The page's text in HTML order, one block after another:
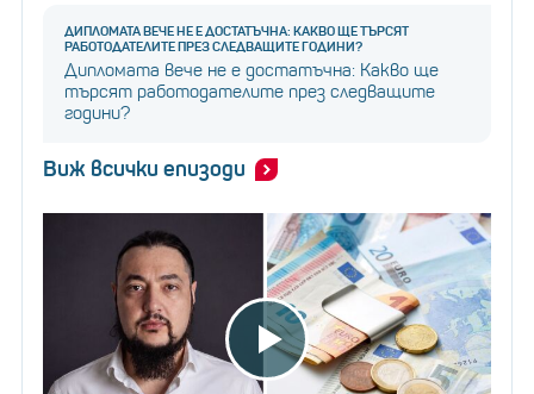
ДИПЛОМАТА ВЕЧЕ НЕ Е ДОСТАТЪЧНА: КАКВО ЩЕ ТЪРСЯТ
РАБОТОДАТЕЛИТЕ ПРЕЗ СЛЕДВАЩИТЕ ГОДИНИ?
Дипломата вече не е достатъчна: Какво ще
търсят работодателите през следващите
години?
Виж всички епизоди